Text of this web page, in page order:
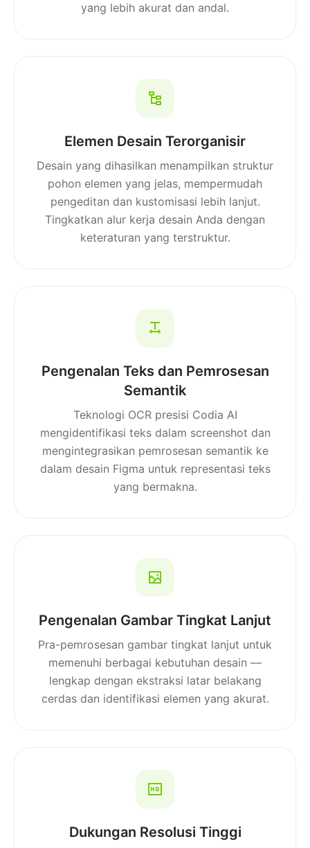
yang lebih akurat dan andal.
Elemen Desain Terorganisir
Desain yang dihasilkan menampilkan struktur
pohon elemen yang jelas, mempermudah
pengeditan dan kustomisasi lebih lanjut.
Tingkatkan alur kerja desain Anda dengan
keteraturan yang terstruktur.
Pengenalan Teks dan Pemrosesan
Semantik
Teknologi OCR presisi Codia AI
mengidentifikasi teks dalam screenshot dan
mengintegrasikan pemrosesan semantik ke
dalam desain Figma untuk representasi teks
yang bermakna.
Pengenalan Gambar Tingkat Lanjut
Pra-pemrosesan gambar tingkat lanjut untuk
memenuhi berbagai kebutuhan desain —
lengkap dengan ekstraksi latar belakang
cerdas dan identifikasi elemen yang akurat.
Dukungan Resolusi Tinggi